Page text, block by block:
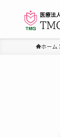
ホーム